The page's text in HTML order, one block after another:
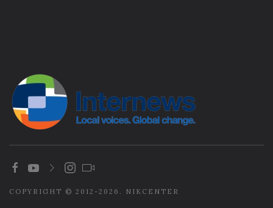
COPYRIGHT © 2012-2026. NIKCENTER